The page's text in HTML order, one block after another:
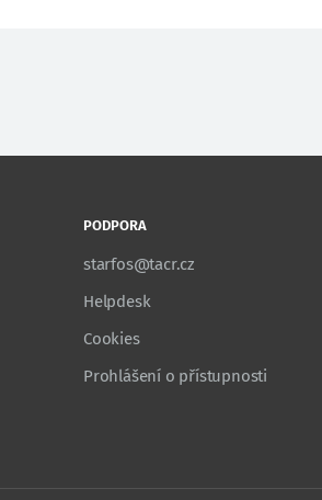
PODPORA
starfos@tacr.cz
Helpdesk
Cookies
Prohlášení o přístupnosti